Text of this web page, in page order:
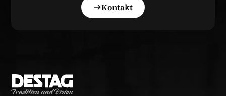
Kontakt